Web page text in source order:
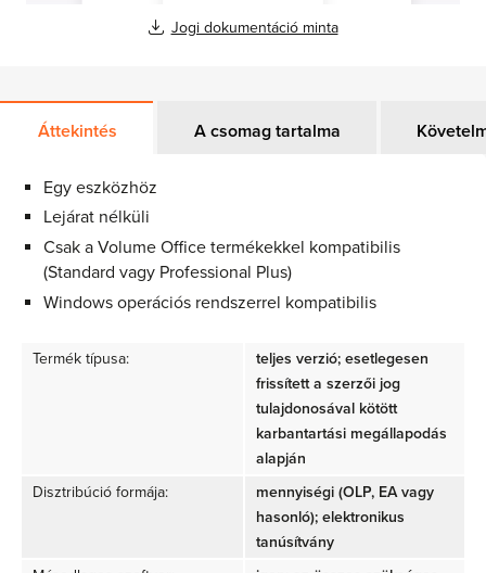
Jogi dokumentáció minta
Áttekintés A csomag tartalma
Egy eszközhöz
Lejárat nélküli
Csak a Volume Office termékekkel kompatibilis
(Standard vagy Professional Plus)
Windows operációs rendszerrel kompatibilis
Termék típusa:
teljes verzió; esetlegesen
frissített a szerzői jog
tulajdonosával kötött
karbantartási megállapodás
alapján
Disztribúció formája:
mennyiségi (OLP, EA vagy
hasonló); elektronikus
tanúsítvány